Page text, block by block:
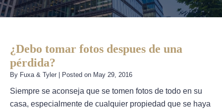
¿Debo tomar fotos despues de una
pérdida?
By Fuxa & Tyler Posted on May 29, 2016
Siempre se aconseja que se tomen fotos de todo en su
casa, especialmente de cualquier propiedad que se haya